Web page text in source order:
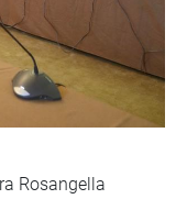
Rosangella